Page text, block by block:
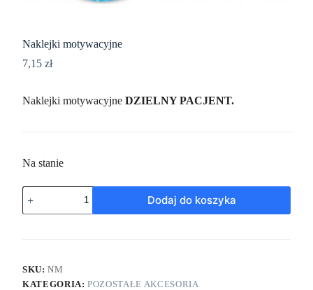
Naklejki motywacyjne
7,15 zł
Naklejki motywacyjne DZIELNY PACJENT.
Na stanie
Dodaj do koszyka
SKU:NM
KATEGORIA:POZOSTAŁE AKCESORIA